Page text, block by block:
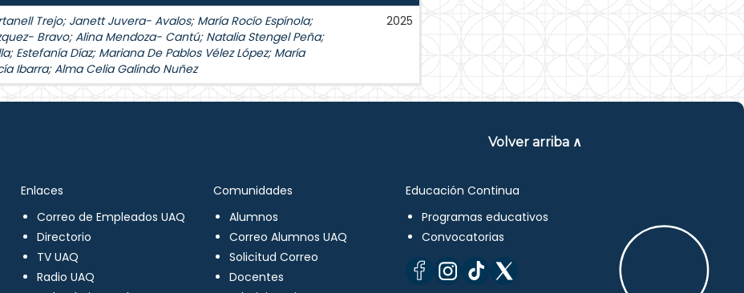
Trejo; Janett Juvera- Avalos; María Rocío Espínola;
Bravo;Alina Mendoza- Cantú; Natalia Stengel Peña;
; Estefanía Díaz; Mariana De Pablos Vélez López; María
Ibarra;Alma Celia Galindo Nuñez
2025
Volver arriba ∧
Enlaces
Correo de Empleados UAQ
Directorio
TV UAQ
Radio UAQ
Comunidades
Alumnos
Correo Alumnos UAQ
Solicitud Correo
Docentes
Educación Continua
Programas educativos
Convocatorias